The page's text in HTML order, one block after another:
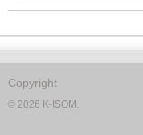
Copyright
© 2026 K-ISOM.